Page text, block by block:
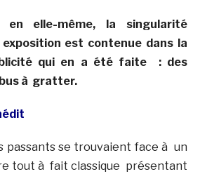
en elle-même, la singularité
est contenue dans la
qui en a été faite : des
à gratter.
passants se trouvaient face à un
tout à fait classique présentant